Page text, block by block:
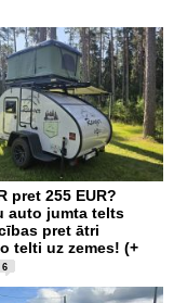
pret 255 EUR?
auto jumta telts
pret ātri
telti uz zemes! (+
6